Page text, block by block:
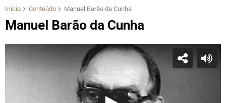
Início Conteúdo Manuel Barão da Cunha
Manuel Barão da Cunha